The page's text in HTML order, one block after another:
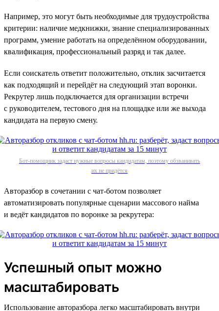
Например, это могут быть необходимые для трудоустройства
критерии: наличие медкнижки, знание специализированных
программ, умение работать на определённом оборудовании,
квалификация, профессиональный разряд и так далее.
Если соискатель ответит положительно, отклик засчитается
как подходящий и перейдёт на следующий этап воронки.
Рекрутер лишь подключается для организации встречи
с руководителем, тестового дня на площадке или же выхода
кандидата на первую смену.
Бот-помощник задаст нужные вопросы кандидатам, поэтому обзванивать
их не придётся
Авторазбор в сочетании с чат-ботом позволяет
автоматизировать популярные сценарии массового найма
и ведёт кандидатов по воронке за рекрутера:
Успешный опыт можно
масштабировать
Использование авторазбора легко масштабировать внутри